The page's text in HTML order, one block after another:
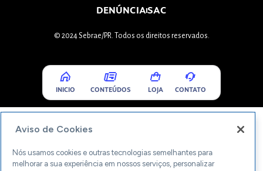
DENÚNCIASAC
© 2024 Sebrae/PR. Todos os direitos reservados.
INICIO CONTEÚDOS LOJA CONTATO
Aviso de Cookies
Nós usamos cookies e outras tecnologias semelhantes para
melhorar a sua experiência em nossos serviços, personalizar